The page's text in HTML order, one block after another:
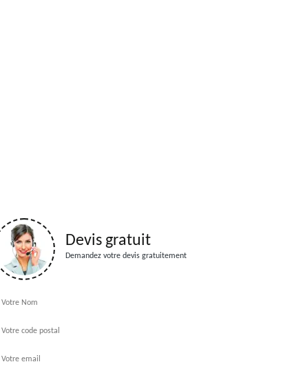
Devis gratuit
Demandez votre devis gratuitement